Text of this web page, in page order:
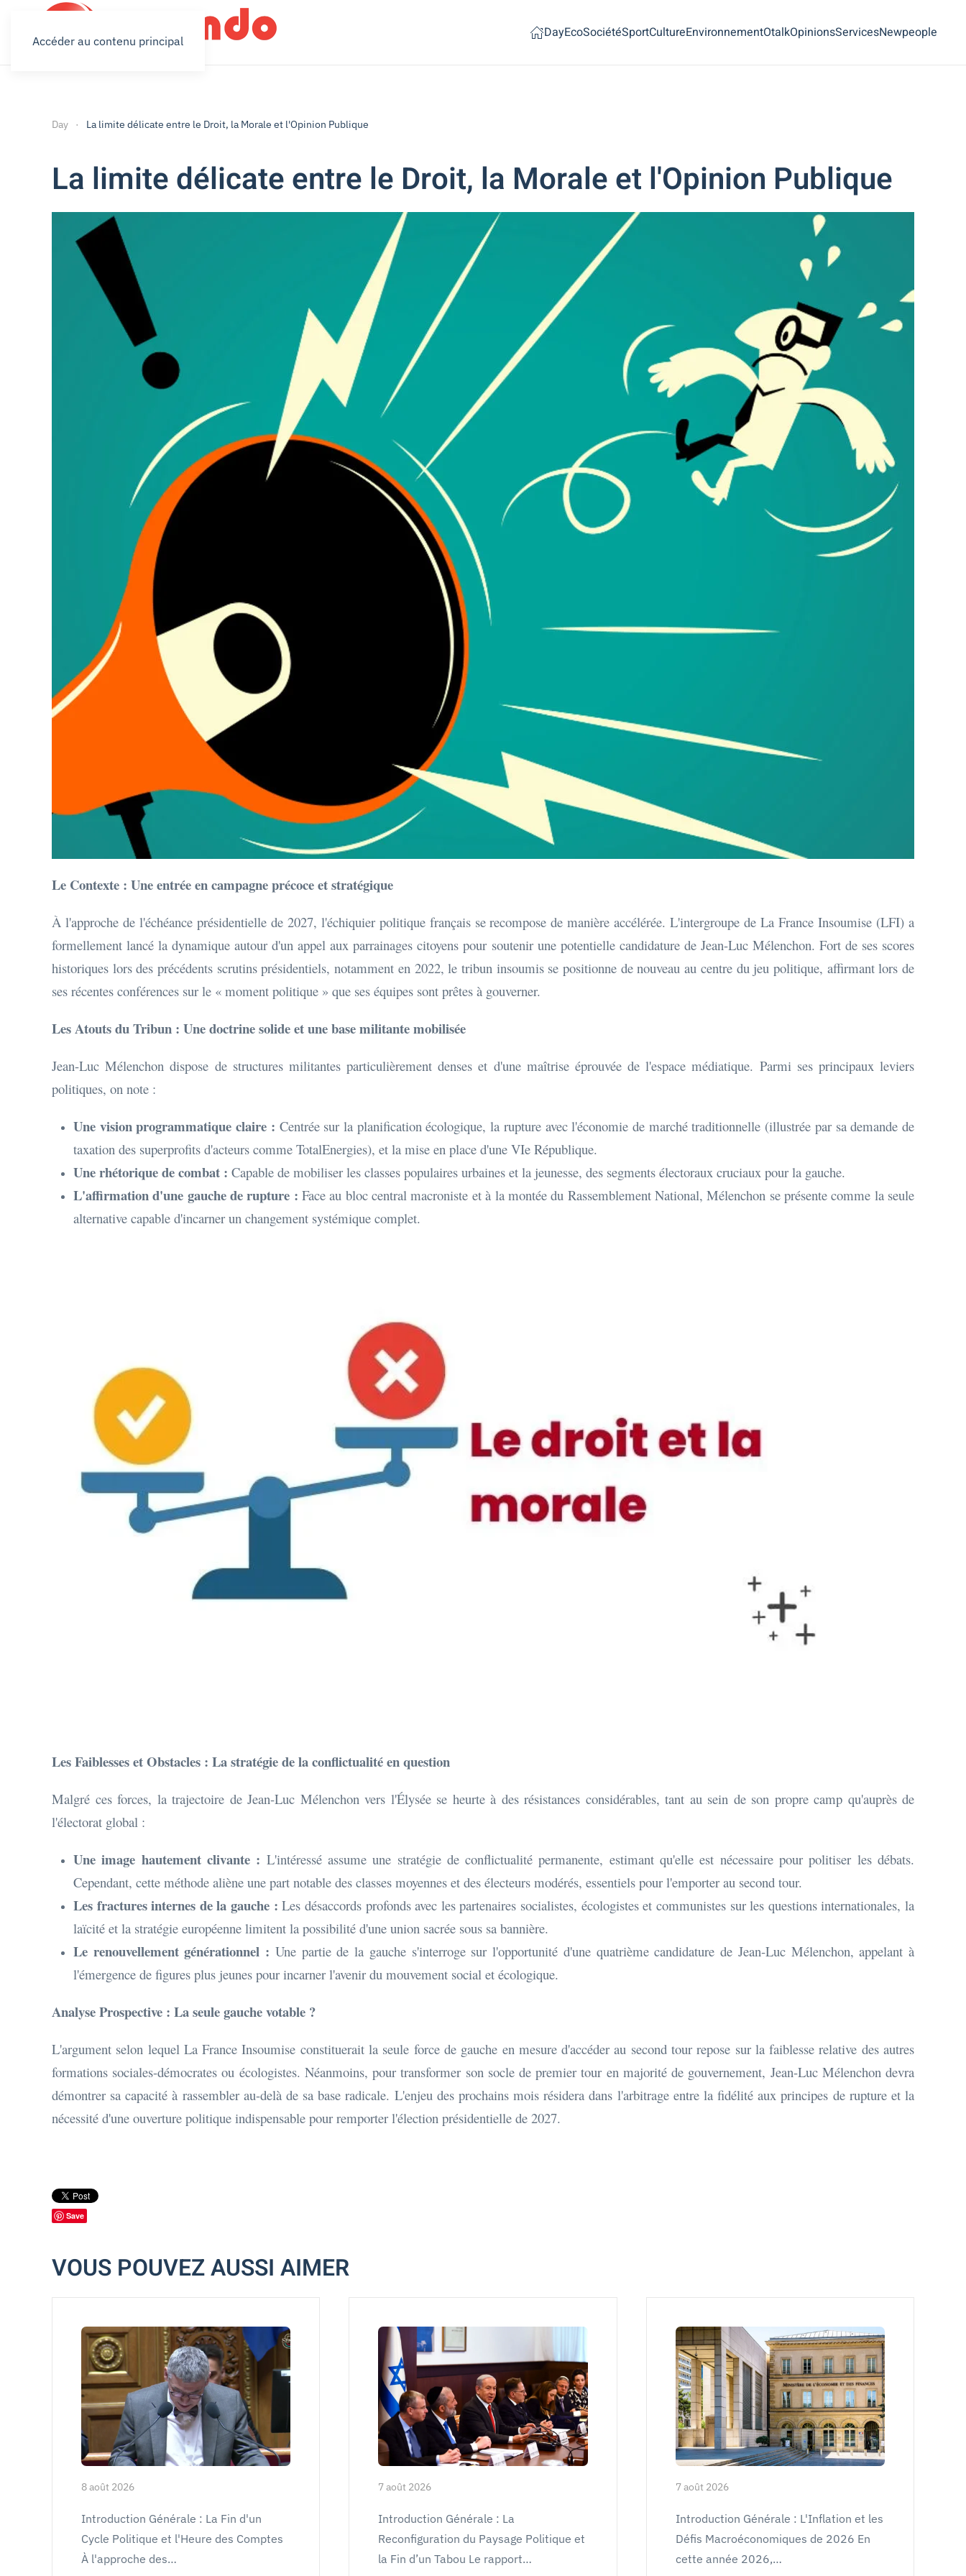
Accéder au contenu principal DayEcoSociétéSportCultureEnvironnementOtalkOpinionsServicesNewpeople
Day La limite délicate entre le Droit, la Morale et l'Opinion Publique
La limite délicate entre le Droit, la Morale et l'Opinion Publique
Le Contexte : Une entrée en campagne précoce et stratégique
À l'approche de l'échéance présidentielle de 2027, l'échiquier politique français se recompose de manière accélérée. L'intergroupe de La France Insoumise (LFI) a
formellement lancé la dynamique autour d'un appel aux parrainages citoyens pour soutenir une potentielle candidature de Jean-Luc Mélenchon. Fort de ses scores
historiques lors des précédents scrutins présidentiels, notamment en 2022, le tribun insoumis se positionne de nouveau au centre du jeu politique, affirmant lors de
ses récentes conférences sur le « moment politique » que ses équipes sont prêtes à gouverner.
Les Atouts du Tribun : Une doctrine solide et une base militante mobilisée
Jean-Luc Mélenchon dispose de structures militantes particulièrement denses et d'une maîtrise éprouvée de l'espace médiatique. Parmi ses principaux leviers
politiques, on note :
Une vision programmatique claire : Centrée sur la planification écologique, la rupture avec l'économie de marché traditionnelle (illustrée par sa demande de
taxation des superprofits d'acteurs comme TotalEnergies), et la mise en place d'une VIe République.
Une rhétorique de combat : Capable de mobiliser les classes populaires urbaines et la jeunesse, des segments électoraux cruciaux pour la gauche.
L'affirmation d'une gauche de rupture : Face au bloc central macroniste et à la montée du Rassemblement National, Mélenchon se présente comme la seule
alternative capable d'incarner un changement systémique complet.
Les Faiblesses et Obstacles : La stratégie de la conflictualité en question
Malgré ces forces, la trajectoire de Jean-Luc Mélenchon vers l'Élysée se heurte à des résistances considérables, tant au sein de son propre camp qu'auprès de
l'électorat global :
Une image hautement clivante : L'intéressé assume une stratégie de conflictualité permanente, estimant qu'elle est nécessaire pour politiser les débats.
Cependant, cette méthode aliène une part notable des classes moyennes et des électeurs modérés, essentiels pour l'emporter au second tour.
Les fractures internes de la gauche : Les désaccords profonds avec les partenaires socialistes, écologistes et communistes sur les questions internationales, la
laïcité et la stratégie européenne limitent la possibilité d'une union sacrée sous sa bannière.
Le renouvellement générationnel : Une partie de la gauche s'interroge sur l'opportunité d'une quatrième candidature de Jean-Luc Mélenchon, appelant à
l'émergence de figures plus jeunes pour incarner l'avenir du mouvement social et écologique.
Analyse Prospective : La seule gauche votable ?
L'argument selon lequel La France Insoumise constituerait la seule force de gauche en mesure d'accéder au second tour repose sur la faiblesse relative des autres
formations sociales-démocrates ou écologistes. Néanmoins, pour transformer son socle de premier tour en majorité de gouvernement, Jean-Luc Mélenchon devra
démontrer sa capacité à rassembler au-delà de sa base radicale. L'enjeu des prochains mois résidera dans l'arbitrage entre la fidélité aux principes de rupture et la
nécessité d'une ouverture politique indispensable pour remporter l'élection présidentielle de 2027.
Save
VOUS POUVEZ AUSSI AIMER
8 août 2026
Introduction Générale : La Fin d'un
Cycle Politique et l'Heure des Comptes
À l'approche des…
7 août 2026
Introduction Générale : La
Reconfiguration du Paysage Politique et
la Fin d’un Tabou Le rapport…
7 août 2026
Introduction Générale : L'Inflation et les
Défis Macroéconomiques de 2026 En
cette année 2026,…